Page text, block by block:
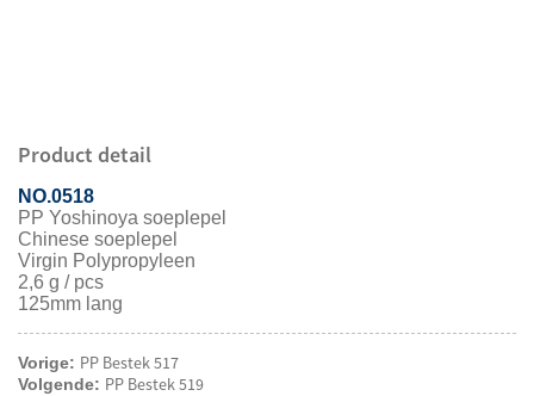
Product detail
NO.0518
PP Yoshinoya soeplepel
Chinese soeplepel
Virgin Polypropyleen
2,6 g / pcs
125mm lang
Vorige: PP Bestek 517
Volgende: PP Bestek 519